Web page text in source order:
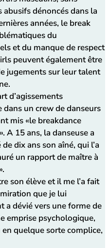
dénoncés dans la
années, le break
du
et du manque de respect
peuvent également être
jugements sur leur talent
d’agissements
un crew de danseurs
mis «le breakdance
A 15 ans, la danseuse a
dix ans son aîné, qui l’a
un rapport de maître à
son élève et il me l’a fait
que je lui
a dévié vers une forme de
emprise psychologique,
en quelque sorte complice,